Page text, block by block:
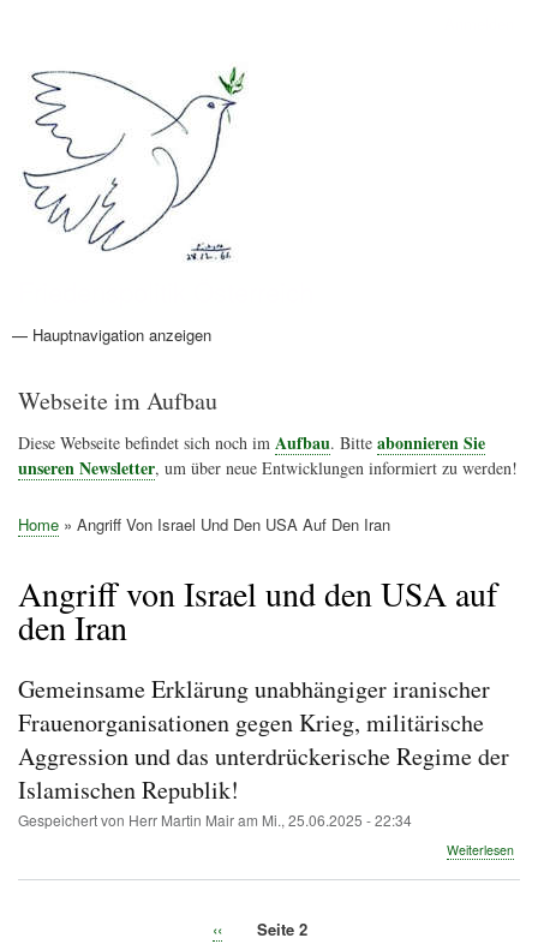
Hauptnavigation
— Hauptnavigation anzeigen
Aktionen
Friedensbewegung
Friedensprojekte
Home
Konflikte
Links
Narichtenlinks
News
Politik
Termine
Texte
Kunst
Friedensexperten
Friedensforschung
Friedensinitiativen
Friedensnachrichten
Webseite im Aufbau
Diese Webseite befindet sich noch im Aufbau. Bitte abonnieren Sie
unseren Newsletter, um über neue Entwicklungen informiert zu werden!
Home Angriff Von Israel Und Den USA Auf Den Iran
Angriff von Israel und den USA auf
den Iran
Gemeinsame Erklärung unabhängiger iranischer
Frauenorganisationen gegen Krieg, militärische
Aggression und das unterdrückerische Regime der
Islamischen Republik!
Gespeichert von Herr Martin Mairam Mi., 25.06.2025 - 22:34
Weiterlesen
Vorherige
‹‹ Seite 2